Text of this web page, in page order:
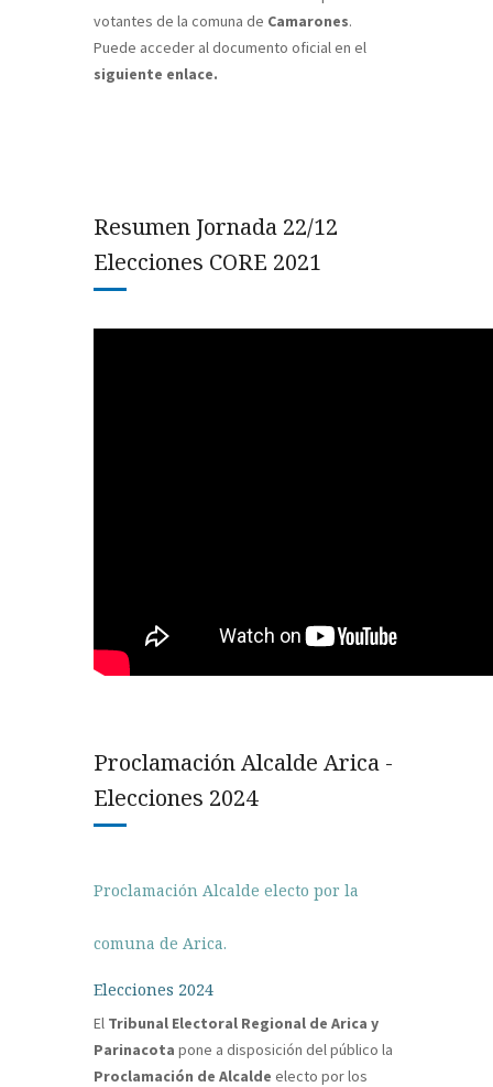
votantes de la comuna de Camarones.
Puede acceder al documento oficial en el
siguiente enlace.
Resumen Jornada 22/12
Elecciones CORE 2021
Proclamación Alcalde Arica -
Elecciones 2024
Proclamación Alcalde electo por la
comuna de Arica.
Elecciones 2024
El Tribunal Electoral Regional de Arica y
Parinacota pone a disposición del público la
Proclamación de Alcalde electo por los